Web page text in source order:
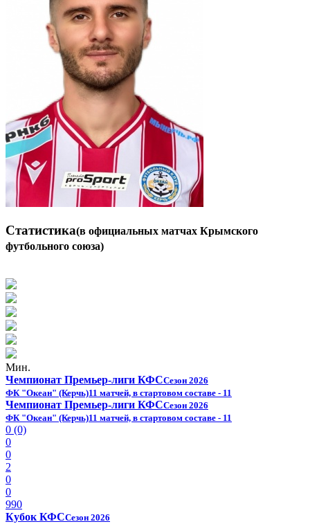
Статистика(в официальных матчах Крымского
футбольного союза)
Мин.
Чемпионат Премьер-лиги КФССезон 2026
ФК "Океан" (Керчь)11 матчей, в стартовом составе - 11
Чемпионат Премьер-лиги КФССезон 2026
ФК "Океан" (Керчь)11 матчей, в стартовом составе - 11
0 (0)
0
0
2
0
0
990
Кубок КФССезон 2026